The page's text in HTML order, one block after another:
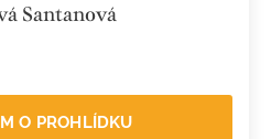
Santanová
O PROHLÍDKU